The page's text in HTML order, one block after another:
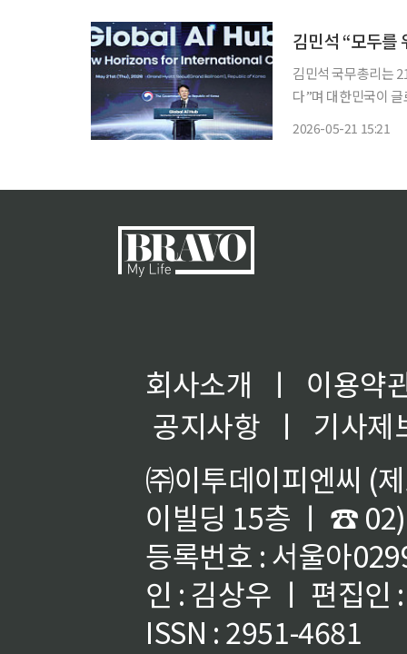
김민석 “모두
김민석 국무총리는
다”며 대한민국이 글로벌 AI
2026-05-21 15:21
회사소개 ㅣ
이용약
공지사항
ㅣ
기사제
㈜이투데이피엔씨 (
이빌딩 15층 ㅣ ☎
등록번호 : 서울아
인 : 김상우 ㅣ 편집인
ISSN : 2951-4681